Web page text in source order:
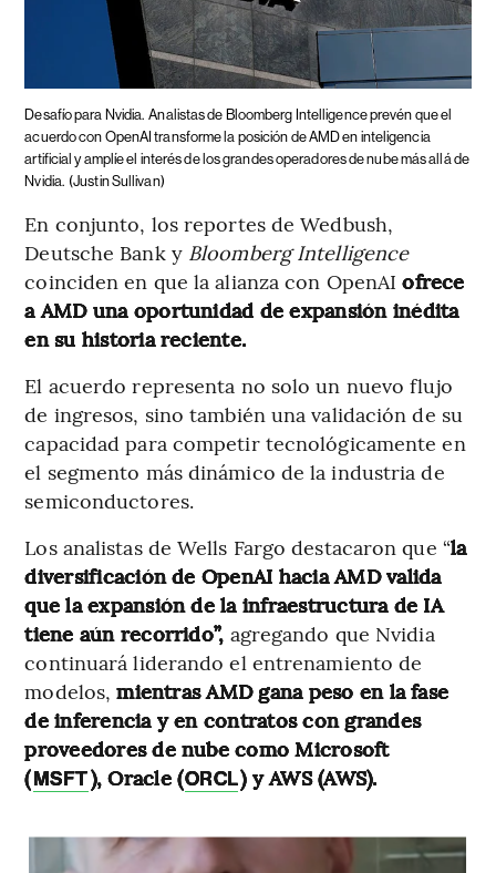
Desafío para Nvidia. Analistas de Bloomberg Intelligence prevén que el
acuerdo con OpenAI transforme la posición de AMD en inteligencia
artificial y amplíe el interés de los grandes operadores de nube más allá de
Nvidia. (Justin Sullivan)
En conjunto, los reportes de Wedbush,
Deutsche Bank y Bloomberg Intelligence
coinciden en que la alianza con OpenAIofrece
a AMD una oportunidad de expansión inédita
en su historia reciente.
El acuerdo representa no solo un nuevo flujo
de ingresos, sino también una validación de su
capacidad para competir tecnológicamente en
el segmento más dinámico de la industria de
semiconductores.
Los analistas de Wells Fargo destacaron que “la
diversificación de OpenAI hacia AMD valida
que la expansión de la infraestructura de IA
tiene aún recorrido”, agregando que Nvidia
continuará liderando el entrenamiento de
modelos,mientras AMD gana peso en la fase
de inferencia y en contratos con grandes
proveedores de nube como Microsoft
(MSFT), Oracle (ORCL) y AWS (AWS).